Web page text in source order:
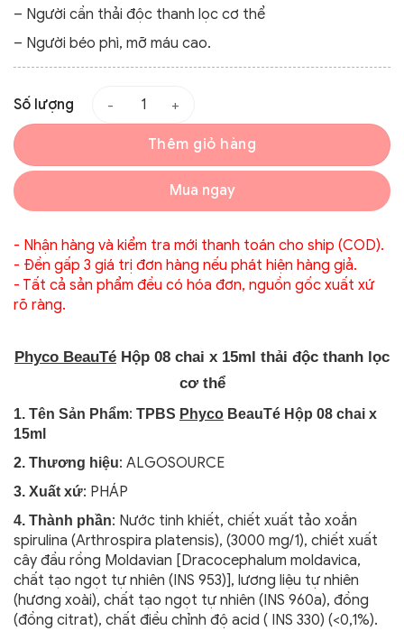
– Người cần thải độc thanh lọc cơ thể
– Người béo phì, mỡ máu cao.
Số lượng
Thêm giỏ hàng
Mua ngay
- Nhận hàng và kiểm tra mới thanh toán cho ship (COD).
- Đền gấp 3 giá trị đơn hàng nếu phát hiện hàng giả.
- Tất cả sản phẩm đều có hóa đơn, nguồn gốc xuất xứ
rõ ràng.
Phyco BeauTé Hộp 08 chai x 15ml thải độc thanh lọc
cơ thể
1. Tên Sản Phẩm: TPBS Phyco BeauTé Hộp 08 chai x
15ml
2. Thương hiệu: ALGOSOURCE
3. Xuất xứ: PHÁP
4. Thành phần: Nước tinh khiết, chiết xuất tảo xoắn
spirulina (Arthrospira platensis), (3000 mg/1), chiết xuất
cây đầu rồng Moldavian [Dracocephalum moldavica,
chất tạo ngọt tự nhiên (INS 953)], lương liệu tự nhiên
(hương xoài), chất tạo ngọt tự nhiên (INS 960a), đồng
(đồng citrat), chất điều chỉnh độ acid ( INS 330) (<0,1%).